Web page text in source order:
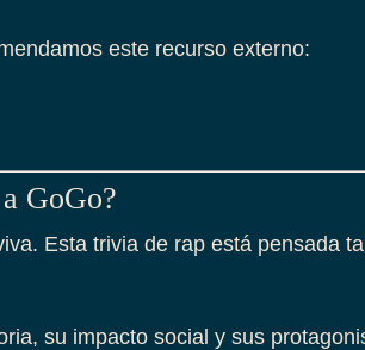
este recurso externo:
GoGo?
Esta trivia de rap está pensada
su impacto social y sus